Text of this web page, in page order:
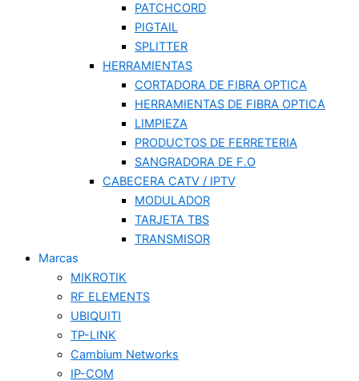
PATCHCORD
PIGTAIL
SPLITTER
HERRAMIENTAS
CORTADORA DE FIBRA OPTICA
HERRAMIENTAS DE FIBRA OPTICA
LIMPIEZA
PRODUCTOS DE FERRETERIA
SANGRADORA DE F.O
CABECERA CATV / IPTV
MODULADOR
TARJETA TBS
TRANSMISOR
Marcas
MIKROTIK
RF ELEMENTS
UBIQUITI
TP-LINK
Cambium Networks
IP-COM